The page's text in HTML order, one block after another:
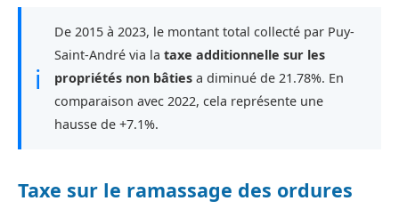
ℹ
De 2015 à 2023, le montant total collecté par Puy-
Saint-André via la taxe additionnelle sur les
propriétés non bâties a diminué de 21.78%. En
comparaison avec 2022, cela représente une
hausse de +7.1%.
Taxe sur le ramassage des ordures